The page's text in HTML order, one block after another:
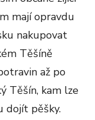
mají opravdu
nakupovat
Těšíně
až po
Těšín, kam lze
dojít pěšky.